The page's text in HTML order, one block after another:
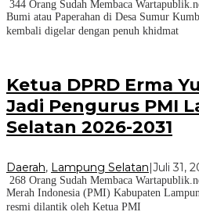
344 Orang Sudah Membaca
Bumi atau Paperahan di Desa Sumur
kembali digelar dengan penuh khidmat
Ketua DPRD Erma
Jadi Pengurus PMI
Selatan 2026-2031
Daerah, Lampung Selatan Juli 31,
268 Orang Sudah Membaca
Merah Indonesia (PMI) Kabupaten
resmi dilantik oleh Ketua PMI